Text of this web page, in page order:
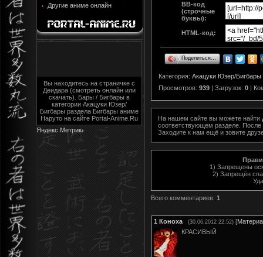
Другие аниме онлайн
Вы находитесь на страничке с
Деидара (смотреть онлайн или
скачать). Бары / Бигбары в
категории Акацуки Юзер/
Бигбары раздела Бигбары аниме
Наруто на сайте Portal-Anime.Ru
BB-код
(строчные
буквы):
HTML-код:
Поделиться…
Категория: Акацуки Юзер/Бигбары
Просмотров: 939 Загрузок: 0
На нашем сайте вы можете найти
соответствующем разделе. После
Заходите к нам ещё и зовите
1) Запрещены
2) Запрещён
Всего комментариев: 1
1 Коноха (30.06.2012 22:52) [
КРАСИВЫЙ